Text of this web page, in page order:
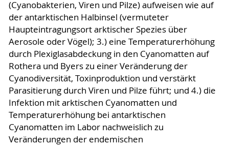
(Cyanobakterien, Viren und Pilze) aufweisen wie auf
der antarktischen Halbinsel (vermuteter
Haupteintragungsort arktischer Spezies über
Aerosole oder Vögel); 3.) eine Temperaturerhöhung
durch Plexiglasabdeckung in den Cyanomatten auf
Rothera und Byers zu einer Veränderung der
Cyanodiversität, Toxinproduktion und verstärkt
Parasitierung durch Viren und Pilze führt; und 4.) die
Infektion mit arktischen Cyanomatten und
Temperaturerhöhung bei antarktischen
Cyanomatten im Labor nachweislich zu
Veränderungen der endemischen